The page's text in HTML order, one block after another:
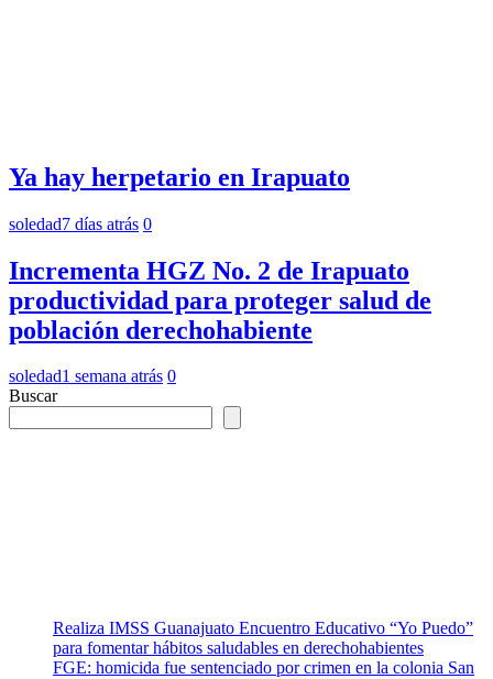
Ya hay herpetario en Irapuato
soledad7 días atrás 0
Incrementa HGZ No. 2 de Irapuato
productividad para proteger salud de
población derechohabiente
soledad1 semana atrás 0
Buscar
Realiza IMSS Guanajuato Encuentro Educativo “Yo Puedo”
para fomentar hábitos saludables en derechohabientes
FGE: homicida fue sentenciado por crimen en la colonia San